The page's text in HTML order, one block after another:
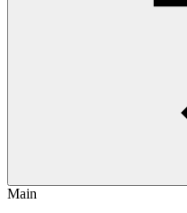
Main